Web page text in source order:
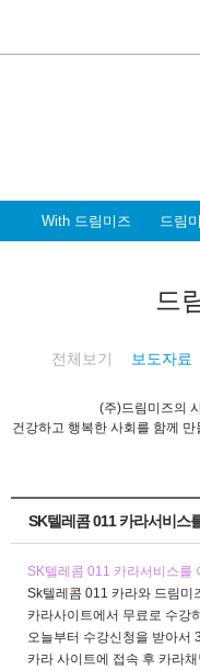
With 드림미즈 드림
드
전체보기 보도자료
(주)드림미즈의
건강하고 행복한 사회를 함께
SK텔레콤 011 카라서비스
SK텔레콤 011 카라서비스를
Sk텔레콤 011 카라와 드림미
카라사이트에서 무료로 수강
오늘부터 수강신청을 받아서
카라 사이트에 접속 후 카라